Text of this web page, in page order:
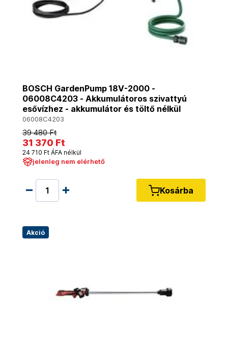
BOSCH GardenPump 18V-2000 -
06008C4203 - Akkumulátoros szivattyú
esővízhez - akkumulátor és töltő nélkül
06008C4203
39 480 Ft
31 370 Ft
24 710 Ft ÁFA nélkül
jelenleg nem elérhető
Kosárba
Akció